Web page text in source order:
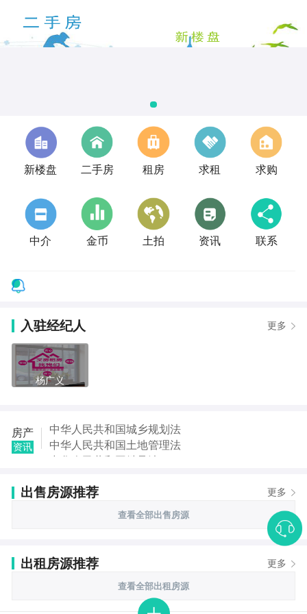
新楼盘 二手房 租房 求租 求购
中介 金币 土拍 资讯 联系
入驻经纪人 更多
杨广义
房产
资讯
中华人民共和国城乡规划法
中华人民共和国土地管理法
中华人民共和国城市房地产管理法
中华人民共和国城市维护建设税法
出售房源推荐 更多
查看全部出售房源
出租房源推荐 更多
查看全部出租房源